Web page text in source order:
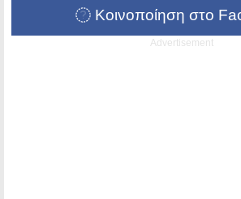
Κοινοποίηση στο
Advertisement